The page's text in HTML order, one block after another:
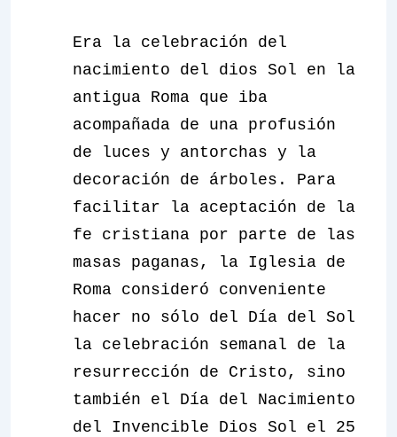
Era la celebración del
nacimiento del dios Sol en la
antigua Roma que iba
acompañada de una profusión
de luces y antorchas y la
decoración de árboles. Para
facilitar la aceptación de la
fe cristiana por parte de las
masas paganas, la Iglesia de
Roma consideró conveniente
hacer no sólo del Día del Sol
la celebración semanal de la
resurrección de Cristo, sino
también el Día del Nacimiento
del Invencible Dios Sol el 25